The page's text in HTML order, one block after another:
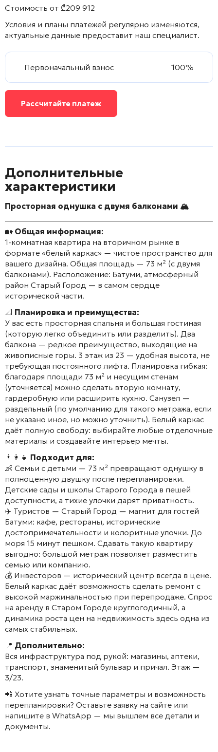
Стоимость от ₾209 912
Условия и планы платежей регулярно изменяются,
актуальные данные предоставит наш специалист.
Первоначальный взнос 100%
Рассчитайте платеж
Дополнительные
характеристики
Просторная однушка с двумя балконами 🏔️
🏡 Общая информация:
1-комнатная квартира на вторичном рынке в
формате «белый каркас» — чистое пространство для
вашего дизайна. Общая площадь — 73 м² (с двумя
балконами). Расположение: Батуми, атмосферный
район Старый Город — в самом сердце
исторической части.
📐 Планировка и преимущества:
У вас есть просторная спальня и большая гостиная
(которую легко объединить или разделить). Два
балкона — редкое преимущество, выходящие на
живописные горы. 3 этаж из 23 — удобная высота, не
требующая постоянного лифта. Планировка гибкая:
благодаря площади 73 м² и несущим стенам
(уточняется) можно сделать вторую комнату,
гардеробную или расширить кухню. Санузел —
раздельный (по умолчанию для такого метража, если
не указано иное, но можно уточнить). Белый каркас
даёт полную свободу: выбирайте любые отделочные
материалы и создавайте интерьер мечты.
👨‍👩‍👧 Подходит для:
👶 Семьи с детьми — 73 м² превращают однушку в
полноценную двушку после перепланировки.
Детские сады и школы Старого Города в пешей
доступности, а тихие улочки дарят приватность.
✈️ Туристов — Старый Город — магнит для гостей
Батуми: кафе, рестораны, исторические
достопримечательности и колоритные улочки. До
моря 15 минут пешком. Сдавать такую квартиру
выгодно: большой метраж позволяет разместить
семью или компанию.
💰 Инвесторов — исторический центр всегда в цене.
Белый каркас даёт возможность сделать ремонт с
высокой маржинальностью при перепродаже. Спрос
на аренду в Старом Городе круглогодичный, а
динамика роста цен на недвижимость здесь одна из
самых стабильных.
📍 Дополнительно:
Вся инфраструктура под рукой: магазины, аптеки,
транспорт, знаменитый бульвар и причал. Этаж —
3/23.
📲 Хотите узнать точные параметры и возможность
перепланировки? Оставьте заявку на сайте или
напишите в WhatsApp — мы вышлем все детали и
документы.